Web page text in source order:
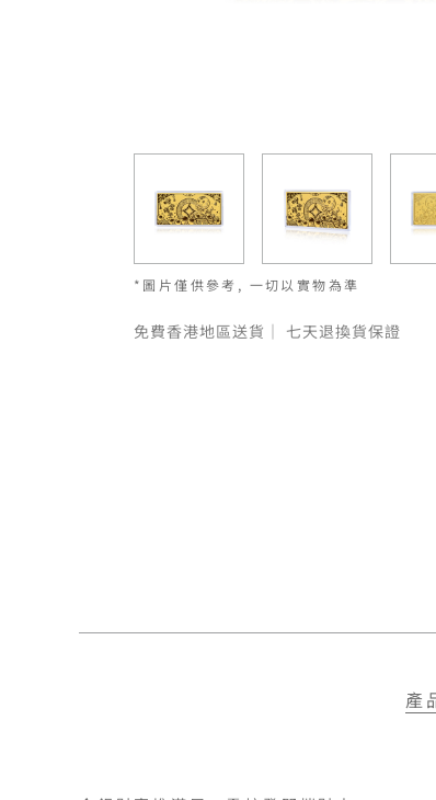
*圖片僅供參考, 一切以實物為準
免費香港地區送貨｜ 七天退換貨保證
產